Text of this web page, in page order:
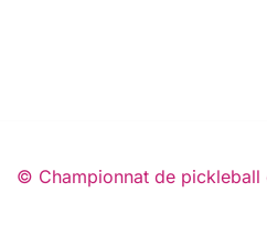
© Championnat de